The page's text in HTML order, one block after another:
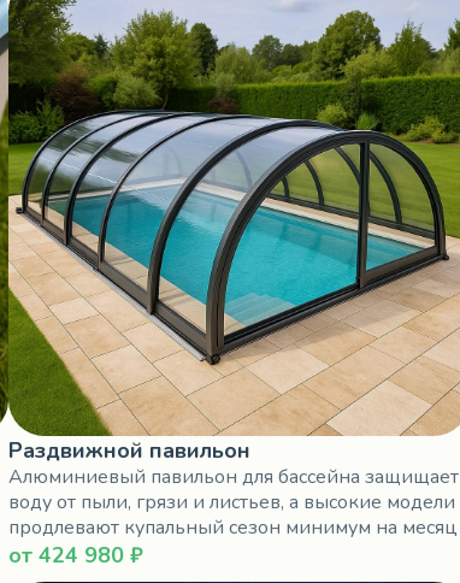
Раздвижной павильон
Алюминиевый павильон для бассейна защищает
воду от пыли, грязи и листьев, а высокие модели
продлевают купальный сезон минимум на месяц
от 424 980 ₽